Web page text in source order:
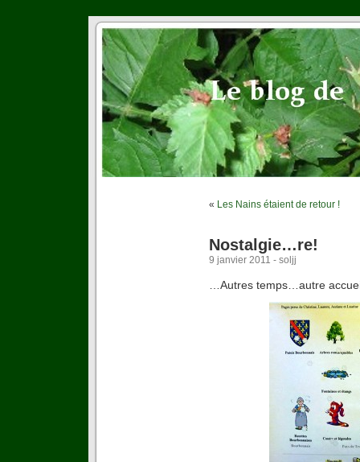
« Les Nains étaient de retour !
Nostalgie…re!
9 janvier 2011 - soljj
…Autres temps…autre